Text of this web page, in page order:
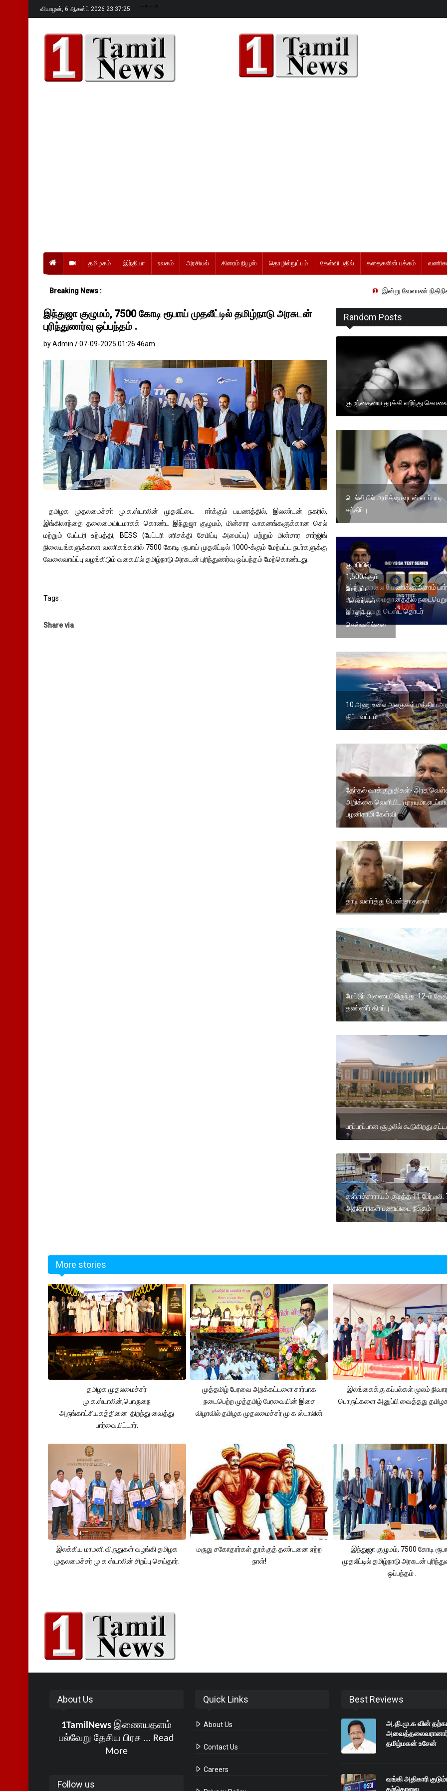
வியாழன், 6 ஆகஸ்ட் 2026 23:37:26 --> -->
தமிழகம் இந்தியா உலகம் அரசியல் கிரைம் நியூஸ் தொழில்நுட்பம் கேள்வி பதில் கதைகளின் பக்கம்
Breaking News : இன்று வேளாண் நிதிநிலை அறிக்கை
இந்துஜா குழுமம், 7500 கோடி ரூபாய் முதலீட்டில் தமிழ்நாடு அரசுடன்
புரிந்துணர்வு ஒப்பந்தம் .
by Admin / 07-09-2025 01:26:46am
தமிழக முதலமைச்சா் மு.க.ஸ்டாலின் முதலீட்டை ஈா்க்கும் பயணத்தில், இலண்டன் நகரில்,
இங்கிலாந்தை தலைமையிடமாகக் கொண்ட இந்துஜா குழுமம், மின்சார வாகனங்களுக்கான செல்
மற்றும் பேட்டரி உற்பத்தி, BESS (பேட்டரி எரிசக்தி சேமிப்பு அமைப்பு) மற்றும் மின்சார சார்ஜிங்
நிலையங்களுக்கான வணிகங்களில் 7500 கோடி ரூபாய் முதலீட்டில் 1000-க்கும் மேற்பட்ட நபர்களுக்கு
வேலைவாய்ப்பு வழங்கிடும் வகையில் தமிழ்நாடு அரசுடன் புரிந்துணர்வு ஒப்பந்தம் மேற்கொண்டது.
Tags :
Share via
Random Posts
குழந்தையை தூக்கி எறிந்து
டெல்லியில் அமித்ஷாவுடன் எடப்பாடி
சந்திப்பு
இன்று காலை 8 மணிக்கு அசாம்
கிரிக்கெட் மைதானத்தில்
இரண்டாவது டெஸ்ட் தொடர்
குமரியில்
1,500க்கும்
மேற்பட்ட
மீனவர்கள்
கடலுக்கு
செல்லவில்லை
10 அணு உலை அலகுகள் மத்திய
திட்டவட்டம்
தேர்தல் வாக்குறுதிகள்- அரசு
அறிக்கை வெளியிட
பழனிசாமி கேள்வி
தாடி வளர்த்து பெண் சாதனை
மேட்டூர் அணையிலிருந்து 12-ம்
தண்ணீர் திறப்பு
பரப்பரப்பான சூழலில் கூடுகிறது
கள்ளச்சாராயம் குடித்த 11 பேர் பலி.
அதிகாரிகள் பணியிடை நீக்கம்
More stories
தமிழக முதலமைச்சர்
மு.க.ஸ்டாலின்,பொருநை
அருங்காட்சியகத்தினை திறந்து வைத்து
பார்வையிட்டார்.
முத்தமிழ் பேரவை அறக்கட்டளை சார்பாக
நடைபெற்ற முத்தமிழ் பேரவையின் இசை
விழாவில் தமிழக முதலமைச்சர் மு க ஸ்டாலின்
இலங்கைக்கு கப்பல்கள் மூலம்
பொருட்களை அனுப்பி வைத்தது தமிழக
இலக்கிய மாமனி விருதுகள் வழங்கி தமிழக
முதலமைச்சர் மு க ஸ்டாலின் சிறப்பு செய்தார்.
மருது சகோதரர்கள் தூக்குத் தண்டனை ஏற்ற
நாள்!
இந்துஜா குழுமம், 7500 கோடி
முதலீட்டில் தமிழ்நாடு அரசுடன்
ஒப்பந்தம் .
About Us
1TamilNewsஇணையதளம்
பல்வேறு தேசிய பிரச ... Read
More
Follow us
Quick Links
About Us
Contact Us
Careers
Best Reviews
அ.தி.மு.க வின்
தமிழ்மகன் உசேன்
வங்கி அதிகாரி
தற்கொலை